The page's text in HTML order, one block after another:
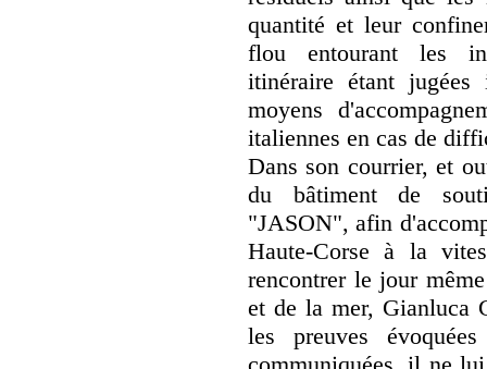
quantité et leur
flou entourant les
itinéraire étant jugées
moyens
italiennes en cas de
Dans son courrier, et
du bâtiment de
"JASON", afin
Haute-Corse à la
rencontrer le jour
et de la mer, Gianluca
les preuves